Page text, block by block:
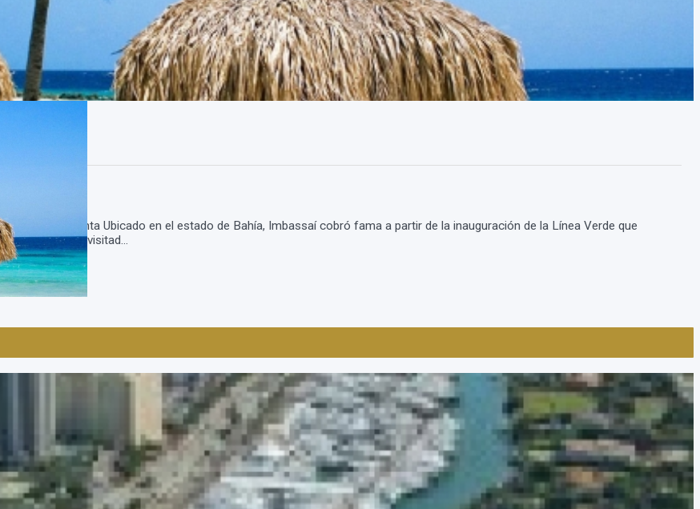
Semana Santa Ubicado en el estado de Bahía, Imbassaí cobró fama a partir de la inauguración de la Línea Verde que
destinos más visitad...